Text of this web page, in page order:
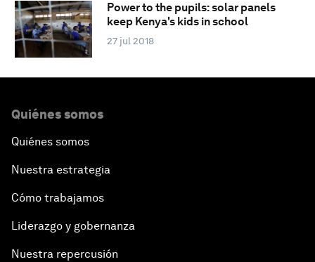
Power to the pupils: solar panels
keep Kenya's kids in school
27 jul 2018
Quiénes somos
Quiénes somos
Nuestra estrategia
Cómo trabajamos
Liderazgo y gobernanza
Nuestra repercusión